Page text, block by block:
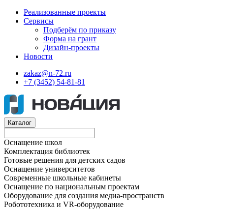
Реализованные проекты
Сервисы
Подберём по приказу
Форма на грант
Дизайн-проекты
Новости
zakaz@n-72.ru
+7 (3452) 54-81-81
Каталог
Оснащение школ
Комплектация библиотек
Готовые решения для детских садов
Оснащение университетов
Современные школьные кабинеты
Оснащение по национальным проектам
Оборудование для создания медиа-пространств
Робототехника и VR-оборудование